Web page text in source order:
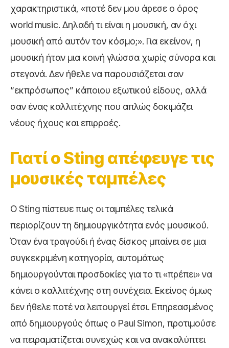
χαρακτηριστικά, «ποτέ δεν μου άρεσε ο όρος
world music. Δηλαδή τι είναι η μουσική, αν όχι
μουσική από αυτόν τον κόσμο;». Για εκείνον, η
μουσική ήταν μια κοινή γλώσσα χωρίς σύνορα και
στεγανά. Δεν ήθελε να παρουσιάζεται σαν
“εκπρόσωπος” κάποιου εξωτικού είδους, αλλά
σαν ένας καλλιτέχνης που απλώς δοκιμάζει
νέους ήχους και επιρροές.
Γιατί ο Sting απέφευγε τις
μουσικές ταμπέλες
Ο Sting πίστευε πως οι ταμπέλες τελικά
περιορίζουν τη δημιουργικότητα ενός μουσικού.
Όταν ένα τραγούδι ή ένας δίσκος μπαίνει σε μια
συγκεκριμένη κατηγορία, αυτομάτως
δημιουργούνται προσδοκίες για το τι «πρέπει» να
κάνει ο καλλιτέχνης στη συνέχεια. Εκείνος όμως
δεν ήθελε ποτέ να λειτουργεί έτσι. Επηρεασμένος
από δημιουργούς όπως ο Paul Simon, προτιμούσε
να πειραματίζεται συνεχώς και να ανακαλύπτει